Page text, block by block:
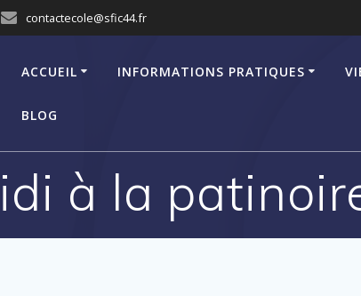
contactecole@sfic44.fr
ACCUEIL INFORMATIONS PRATIQUES
BLOG
à la